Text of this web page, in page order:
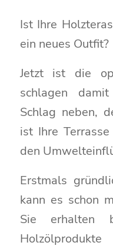
Ist Ihre
ein neues Outfit?
Jetzt ist die
schlagen
Schlag neben,
ist Ihre
den
Erstmals
kann es schon
Sie erhalten